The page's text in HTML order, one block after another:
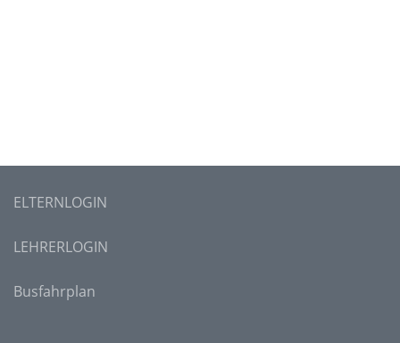
ELTERNLOGIN
LEHRERLOGIN
Busfahrplan